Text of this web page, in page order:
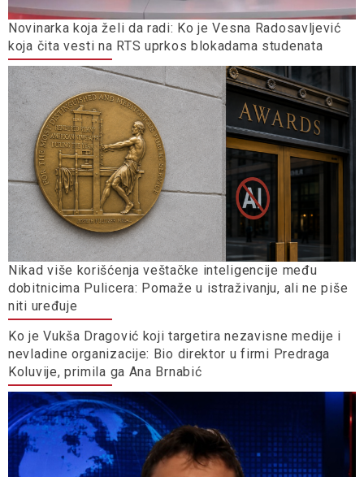
Novinarka koja želi da radi: Ko je Vesna Radosavljević
koja čita vesti na RTS uprkos blokadama studenata
Nikad više korišćenja veštačke inteligencije među
dobitnicima Pulicera: Pomaže u istraživanju, ali ne piše
niti uređuje
Ko je Vukša Dragović koji targetira nezavisne medije i
nevladine organizacije: Bio direktor u firmi Predraga
Koluvije, primila ga Ana Brnabić